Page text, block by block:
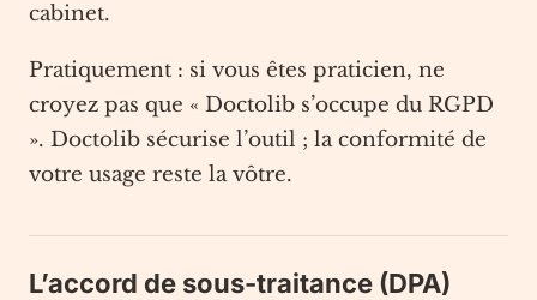
cabinet.
Pratiquement : si vous êtes praticien, ne
croyez pas que « Doctolib s’occupe du RGPD
». Doctolib sécurise l’outil ; la conformité de
votre usage reste la vôtre.
L’accord de sous-traitance (DPA)